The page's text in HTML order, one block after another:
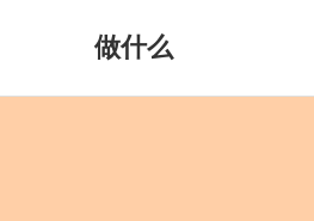
做什么